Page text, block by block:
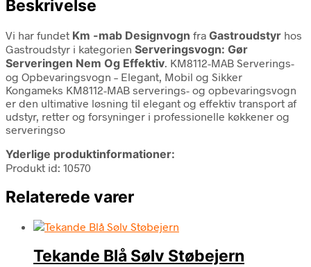
Beskrivelse
Vi har fundet Km -mab Designvogn fra Gastroudstyr hos
Gastroudstyr i kategorien Serveringsvogn: Gør
Serveringen Nem Og Effektiv. KM8112-MAB Serverings-
og Opbevaringsvogn – Elegant, Mobil og Sikker
Kongameks KM8112-MAB serverings- og opbevaringsvogn
er den ultimative løsning til elegant og effektiv transport af
udstyr, retter og forsyninger i professionelle køkkener og
serveringso
Yderlige produktinformationer:
Produkt id: 10570
Relaterede varer
Tekande Blå Sølv Støbejern